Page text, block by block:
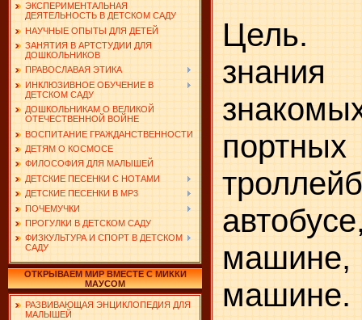
ЭКСПЕРИМЕНТАЛЬНАЯ
ДЕЯТЕЛЬНОСТЬ В ДЕТСКОМ САДУ
НАУЧНЫЕ ОПЫТЫ ДЛЯ ДЕТЕЙ
ЗАНЯТИЯ В АРТСТУДИИ ДЛЯ
ДОШКОЛЬНИКОВ
ПРАВОСЛАВАЯ ЭТИКА
ИНКЛЮЗИВНОЕ ОБУЧЕНИЕ В
ДЕТСКОМ САДУ
ДОШКОЛЬНИКАМ О ВЕЛИКОЙ
ОТЕЧЕСТВЕННОЙ ВОЙНЕ
ВОСПИТАНИЕ ГРАЖДАНСТВЕННОСТИ
ДЕТЯМ О КОСМОСЕ
ФИЛОСОФИЯ ДЛЯ МАЛЫШЕЙ
ДЕТСКИЕ ПЕСЕНКИ С НОТАМИ
ДЕТСКИЕ ПЕСЕНКИ В MP3
ПОЧЕМУЧКИ
ПРОГУЛКИ В ДЕТСКОМ САДУ
ФИЗКУЛЬТУРА И СПОРТ В ДЕТСКОМ
САДУ
ОТКРЫВАЕМ МИР ВМЕСТЕ С МИККИ
МАУСОМ
РАЗВИВАЮЩАЯ ЭНЦИКЛОПЕДИЯ ДЛЯ
МАЛЫШЕЙ
Цель.
машине.